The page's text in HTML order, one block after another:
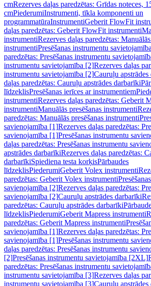
cmRezerves daļas paredzētas: Grīdas noteces,
cmPiederumiInstrumenti, tīkla komponenti un
programmatūraInstrumentiGeberit FlowFit
daļas paredzētas: Geberit FlowFit instrumenti
instrumentiRezerves daļas paredzētas:
instrumentiPresēšanas instrumentu
paredzētas: Presēšanas instrumentu
instrumentu savietojamība [2]Rezerves daļas
instrumentu savietojamība [2]Cauruļu
daļas paredzētas: Cauruļu apstrādes darbarīki
līdzeklisPresēšanas ierīces ar instrumentiem
instrumentiRezerves daļas paredzētas: Geberit
instrumentiManuālās presēšanas instrumenti
paredzētas: Manuālās presēšanas instrumenti
savienojamība [1]Rezerves daļas paredzētas:
savienojamība [1]Presēšanas instrumentu
daļas paredzētas: Presēšanas instrumentu
apstrādes darbarīkiRezerves daļas paredzētas:
darbarīkiSpiediena testa korķisPārbaudes
līdzeklisPiederumiGeberit Volex instrumenti
paredzētas: Geberit Volex instrumenti
savienojamība [2]Rezerves daļas paredzētas:
savienojamība [2]Cauruļu apstrādes darbarīki
paredzētas: Cauruļu apstrādes darbarīki
līdzeklisPiederumiGeberit Mapress instrumenti
paredzētas: Geberit Mapress instrumenti
savienojamība [1]Rezerves daļas paredzētas:
savienojamība [1]Presēšanas instrumentu
daļas paredzētas: Presēšanas instrumentu
[2]Presēšanas instrumentu savietojamība [2XL]
paredzētas: Presēšanas instrumentu
instrumentu savietojamība [3]Rezerves daļas
instrumentu savietojamība [3]Cauruļu